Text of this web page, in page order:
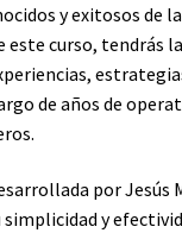
y exitosos de
este curso, tendrás
de años de
por Jesús
y